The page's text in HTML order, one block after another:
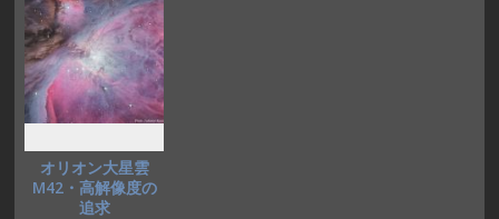
オリオン大星雲
M42・高解像度の
追求